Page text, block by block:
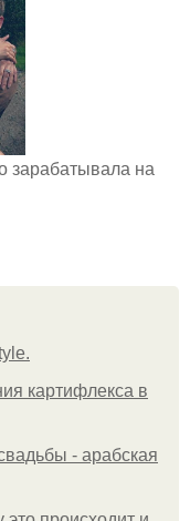
зарабатывала на
картифлекса в
- арабская